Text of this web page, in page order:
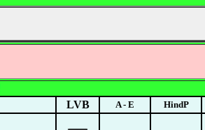
LVB A - E HindP